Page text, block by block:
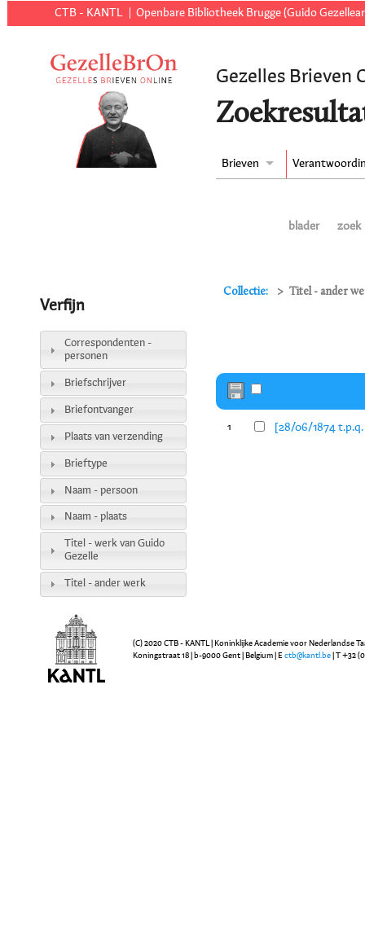
CTB - KANTL Openbare Bibliotheek Brugge (Guido
Gezelles Brieven
Brieven
blader zoek
Collectie: Titel - ander
1 [28/06/1874
Verfijn
Correspondenten -
personen
Briefschrijver
Briefontvanger
Plaats van verzending
Brieftype
Naam - persoon
Naam - plaats
Titel - werk van Guido
Gezelle
Titel - ander werk
(C) 2020 CTB - KANTL | Koninklijke Academie voor Nederlandse
Koningstraat 18 | b-9000 Gent | Belgium | E ctb@kantl.be | T +32